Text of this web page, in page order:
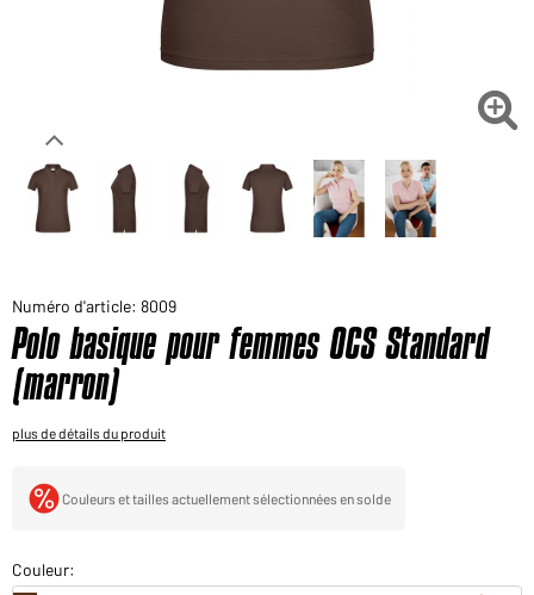
Voudriez-vous acheter des produits pour votre besoin

Numéro d'article: 8009
Polo basique pour femmes OCS Standard
(marron)
plus de détails du produit
Couleurs et tailles actuellement sélectionnées en solde